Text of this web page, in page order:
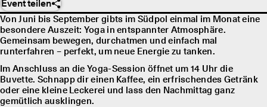
Event teilen
Von Juni bis September gibts im Südpol einmal im Monat eine
besondere Auszeit: Yoga in entspannter Atmosphäre.
Gemeinsam bewegen, durchatmen und einfach mal
runterfahren – perfekt, um neue Energie zu tanken.
Im Anschluss an die Yoga-Session öffnet um 14 Uhr die
Buvette. Schnapp dir einen Kaffee, ein erfrischendes Getränk
oder eine kleine Leckerei und lass den Nachmittag ganz
gemütlich ausklingen.